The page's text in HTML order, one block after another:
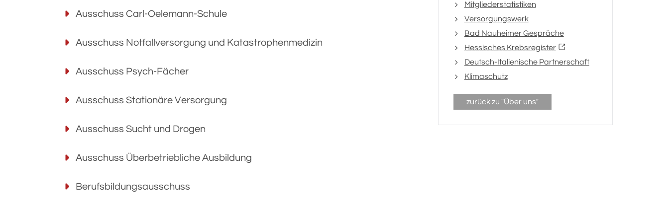
Ausschuss Carl-Oelemann-Schule
Ausschuss Notfallversorgung und Katastrophenmedizin
Ausschuss Psych-Fächer
Ausschuss Stationäre Versorgung
Ausschuss Sucht und Drogen
Ausschuss Überbetriebliche Ausbildung
Berufsbildungsausschuss
Mitgliederstatistiken
Versorgungswerk
Bad Nauheimer Gespräche
Hessisches Krebsregister
Deutsch-Italienische Partnerschaft
Klimaschutz
zurück zu "Über uns"